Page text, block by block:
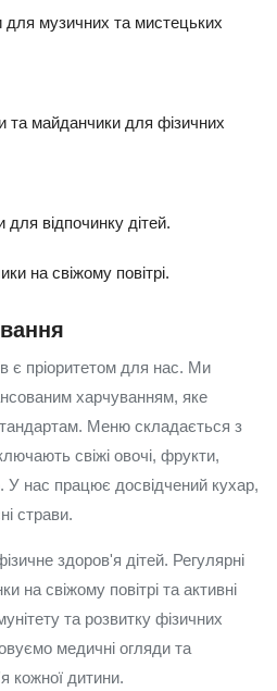
для музичних та мистецьких
та майданчики для фізичних
для відпочинку дітей.
на свіжому повітрі.
є пріоритетом для нас. Ми
харчуванням, яке
Меню складається з
свіжі овочі, фрукти,
У нас працює досвідчений кухар,
страви.
здоров'я дітей. Регулярні
на свіжому повітрі та активні
та розвитку фізичних
медичні огляди та
кожної дитини.